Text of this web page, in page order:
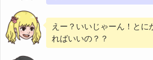
えー？いいじゃーん！とに
ればいいの？？